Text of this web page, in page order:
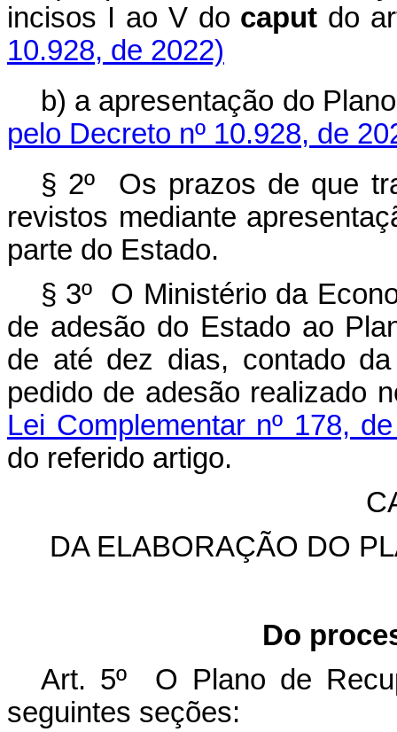
incisos I ao V do caput do
10.928, de 2022)
b) a apresentação do
pelo Decreto nº 10.928, de
§ 2º Os prazos de que
revistos mediante
parte do Estado.
§ 3º O Ministério da
de adesão do Estado ao
de até dez dias, contado
pedido de adesão realizado
Lei Complementar nº 178,
do referido artigo.
DA ELABORAÇÃO DO
Do
Art. 5º O Plano de
seguintes seções: